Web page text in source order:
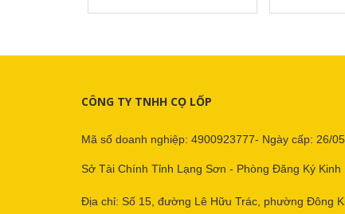
CÔNG TY TNHH CỌ LỐP
Mã số doanh nghiệp: 4900923777- Ngày cấp: 26/
Sở Tài Chính Tỉnh Lạng Sơn - Phòng Đăng Ký Kinh
Địa chỉ: Số 15, đường Lê Hữu Trác, phường Đông